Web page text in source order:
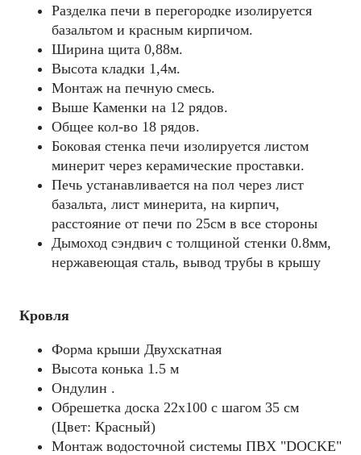
Разделка печи в перегородке изолируется
базальтом и красным кирпичом.
Ширина щита 0,88м.
Высота кладки 1,4м.
Mонтаж на печную смесь.
Выше Каменки на 12 рядов.
Общее кол-во 18 рядов.
Боковая стенка печи изолируется листом
минерит через керамические проставки.
Печь устанавливается на пол через лист
базальта, лист минерита, на кирпич,
расстояние от печи по 25см в все стороны
Дымоход сэндвич с толщиной стенки 0.8мм,
нержавеющая сталь, вывод трубы в крышу
Кровля
Форма крыши Двухскатная
Высота конька 1.5 м
Ондулин .
Обрешетка доска 22х100 с шагом 35 см
(Цвет: Красный)
Монтаж водосточной системы ПВХ "DOCKE"